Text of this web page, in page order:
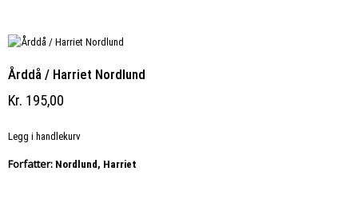
Årddå / Harriet Nordlund
Kr 195,00
Legg i handlekurv
Forfatter: Nordlund, Harriet